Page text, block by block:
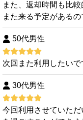
また、返却時間も比
また来る予定がある
50代男性
次回また利用したいで
30代男性
今回利用させていた